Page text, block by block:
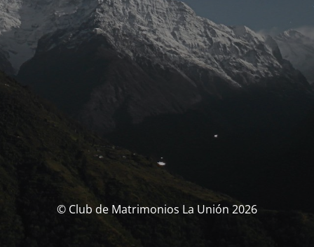
© Club de Matrimonios La Unión 2026